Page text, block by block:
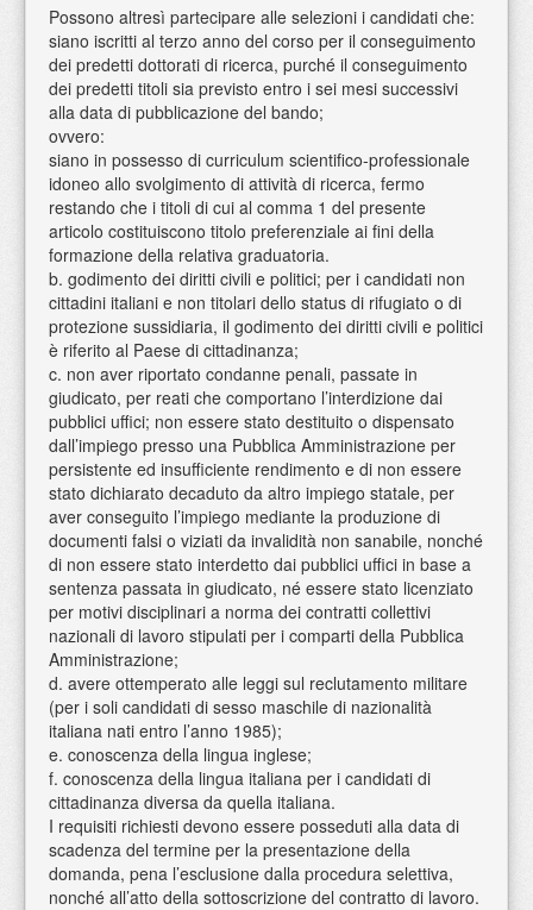
Possono altresì partecipare alle selezioni i candidati che:
siano iscritti al terzo anno del corso per il conseguimento
dei predetti dottorati di ricerca, purché il conseguimento
dei predetti titoli sia previsto entro i sei mesi successivi
alla data di pubblicazione del bando;
ovvero:
siano in possesso di curriculum scientifico-professionale
idoneo allo svolgimento di attività di ricerca, fermo
restando che i titoli di cui al comma 1 del presente
articolo costituiscono titolo preferenziale ai fini della
formazione della relativa graduatoria.
b. godimento dei diritti civili e politici; per i candidati non
cittadini italiani e non titolari dello status di rifugiato o di
protezione sussidiaria, il godimento dei diritti civili e politici
è riferito al Paese di cittadinanza;
c. non aver riportato condanne penali, passate in
giudicato, per reati che comportano l’interdizione dai
pubblici uffici; non essere stato destituito o dispensato
dall’impiego presso una Pubblica Amministrazione per
persistente ed insufficiente rendimento e di non essere
stato dichiarato decaduto da altro impiego statale, per
aver conseguito l’impiego mediante la produzione di
documenti falsi o viziati da invalidità non sanabile, nonché
di non essere stato interdetto dai pubblici uffici in base a
sentenza passata in giudicato, né essere stato licenziato
per motivi disciplinari a norma dei contratti collettivi
nazionali di lavoro stipulati per i comparti della Pubblica
Amministrazione;
d. avere ottemperato alle leggi sul reclutamento militare
(per i soli candidati di sesso maschile di nazionalità
italiana nati entro l’anno 1985);
e. conoscenza della lingua inglese;
f. conoscenza della lingua italiana per i candidati di
cittadinanza diversa da quella italiana.
I requisiti richiesti devono essere posseduti alla data di
scadenza del termine per la presentazione della
domanda, pena l’esclusione dalla procedura selettiva,
nonché all’atto della sottoscrizione del contratto di lavoro.